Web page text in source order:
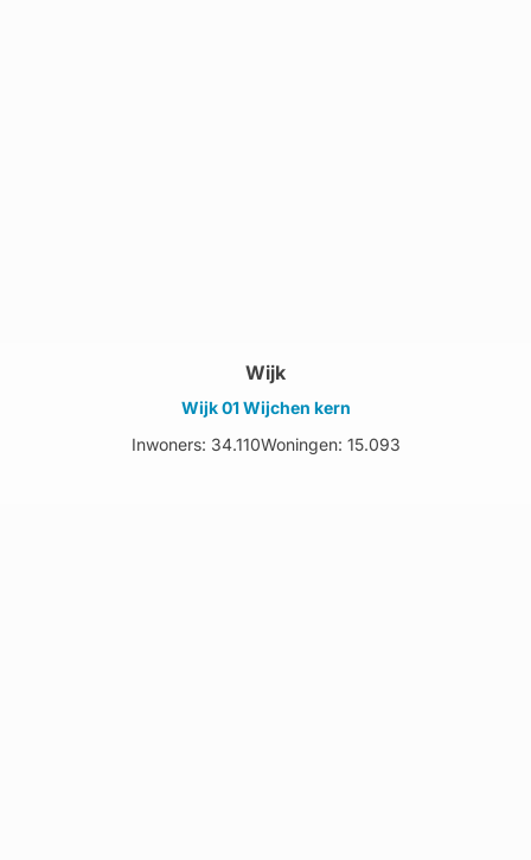
Wijk
Wijk 01 Wijchen kern
Inwoners: 34.110Woningen: 15.093